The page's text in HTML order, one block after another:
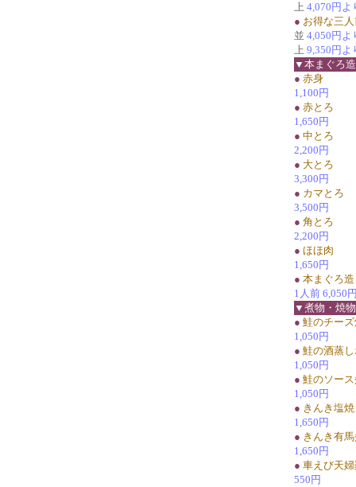
上 4,070円よ
● お得な三
並 4,050円よ
上 9,350円よ
▼本まぐろ
● 赤身
1,100円
● 赤とろ
1,650円
● 中とろ
2,200円
● 大とろ
3,300円
● カマとろ
3,500円
● 角とろ
2,200円
● ほほ肉
1,650円
● 本まぐろ
1人前 6,050
▼煮物・焼
● 鮭のチー
1,050円
● 鮭の酒蒸
1,050円
● 鮭のソー
1,050円
● きんき塩
1,650円
● きんき有
1,650円
● 車えび天
550円